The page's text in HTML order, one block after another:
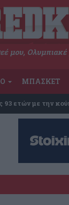
μου, Ολυμπιακέ
ΜΠΑΣΚΕΤ
93 ετών με την